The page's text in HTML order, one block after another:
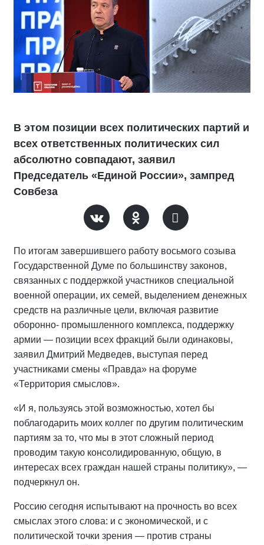
В этом позиции всех политических партий и
всех ответственных политических сил
абсолютно совпадают, заявил
Председатель «Единой России», зампред
Совбеза
По итогам завершившего работу восьмого созыва
Государственной Думе по большинству законов,
связанных с поддержкой участников специальной
военной операции, их семей, выделением денежных
средств на различные цели, включая развитие
оборонно- промышленного комплекса, поддержку
армии — позиции всех фракций были одинаковы,
заявил Дмитрий Медведев, выступая перед
участниками смены «Правда» на форуме
«Территория смыслов».
«И я, пользуясь этой возможностью, хотел бы
поблагодарить моих коллег по другим политическим
партиям за то, что мы в этот сложный период
проводим такую консолидированную, общую, в
интересах всех граждан нашей страны политику», —
подчеркнул он.
Россию сегодня испытывают на прочность во всех
смыслах этого слова: и с экономической, и с
политической точки зрения — против страны